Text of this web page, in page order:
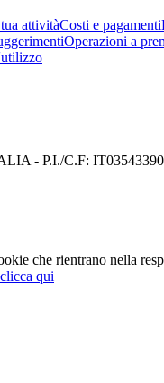
attivitàCosti e pagamenti
Operazioni a
- P.I./C.F:
che rientrano nella
clicca qui